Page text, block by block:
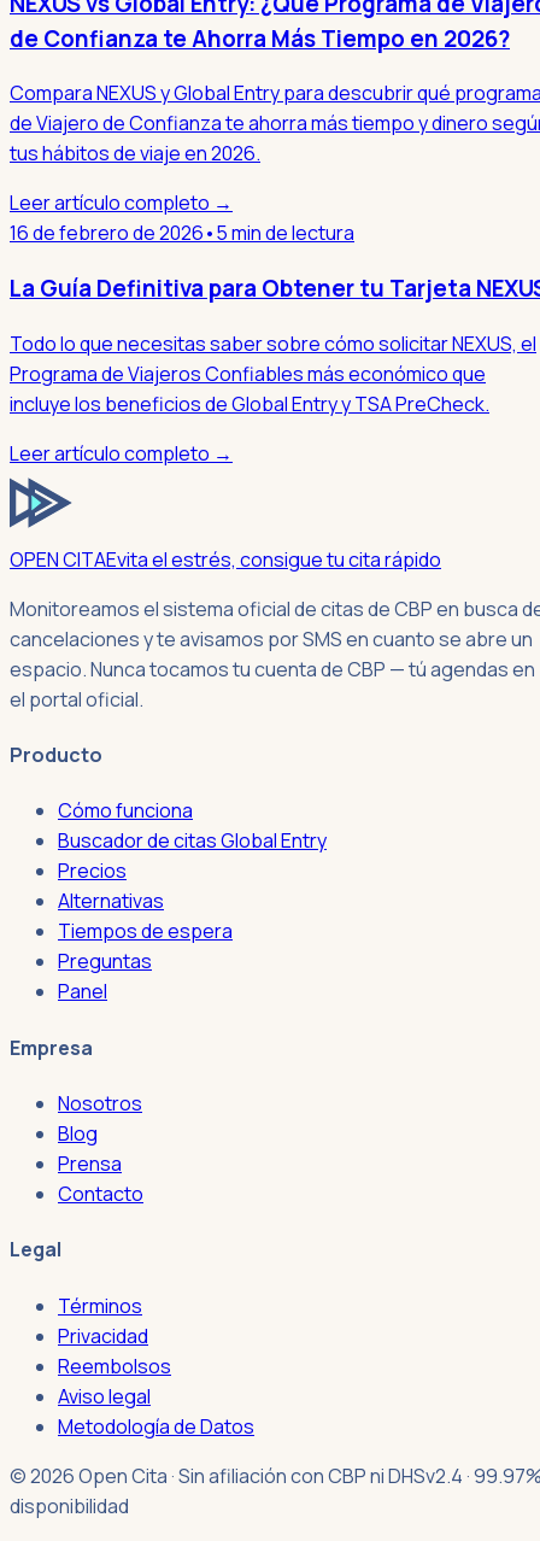
de Confianza te Ahorra Más Tiempo en 2026?
Compara NEXUS y Global Entry para descubrir qué
de Viajero de Confianza te ahorra más tiempo y dinero
tus hábitos de viaje en 2026.
Leer artículo completo →
16 de febrero de 2026•5 min de lectura
La Guía Definitiva para Obtener tu Tarjeta
Todo lo que necesitas saber sobre cómo solicitar NEXUS, el
Programa de Viajeros Confiables más económico que
incluye los beneficios de Global Entry y TSA PreCheck.
Leer artículo completo →
OPEN CITAEvita el estrés, consigue tu cita rápido
Monitoreamos el sistema oficial de citas de CBP en busca
cancelaciones y te avisamos por SMS en cuanto se abre un
espacio. Nunca tocamos tu cuenta de CBP — tú agendas en
el portal oficial.
Producto
Cómo funciona
Buscador de citas Global Entry
Precios
Alternativas
Tiempos de espera
Preguntas
Panel
Empresa
Nosotros
Blog
Prensa
Contacto
Legal
Términos
Privacidad
Reembolsos
Aviso legal
Metodología de Datos
© 2026 Open Cita · Sin afiliación con CBP ni DHSv2.4 ·
disponibilidad